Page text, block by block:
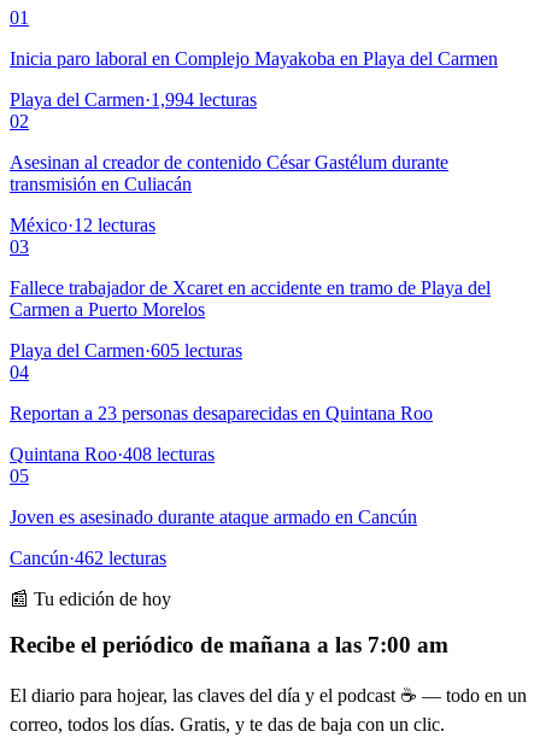
01
Inicia paro laboral en Complejo Mayakoba en Playa del Carmen
Playa del Carmen·1,994 lecturas
02
Asesinan al creador de contenido César Gastélum durante
transmisión en Culiacán
México·12 lecturas
03
Fallece trabajador de Xcaret en accidente en tramo de Playa del
Carmen a Puerto Morelos
Playa del Carmen·605 lecturas
04
Reportan a 23 personas desaparecidas en Quintana Roo
Quintana Roo·408 lecturas
05
Joven es asesinado durante ataque armado en Cancún
Cancún·462 lecturas
📰 Tu edición de hoy
Recibe el periódico de mañana a las 7:00 am
El diario para hojear, las claves del día y el podcast ☕ — todo en un
correo, todos los días. Gratis, y te das de baja con un clic.